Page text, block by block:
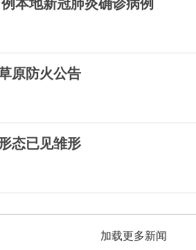
本地新冠肺炎确诊病例
原防火公告
态已见雏形
加载更多新闻